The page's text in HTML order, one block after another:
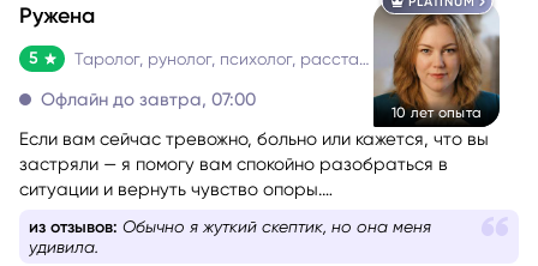
PLATINUM
10 лет опыта
Ружена
5
Офлайн до завтра, 07:00
Если вам сейчас тревожно, больно или кажется, что вы
застряли — я помогу вам спокойно разобраться в
ситуации и вернуть чувство опоры.
Со мной можно говорить честно и без страха быть